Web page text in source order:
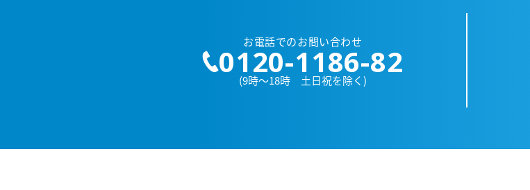
お電話でのお問い合わせ
0120-1186-82
(9時～18時 土日祝を除く)